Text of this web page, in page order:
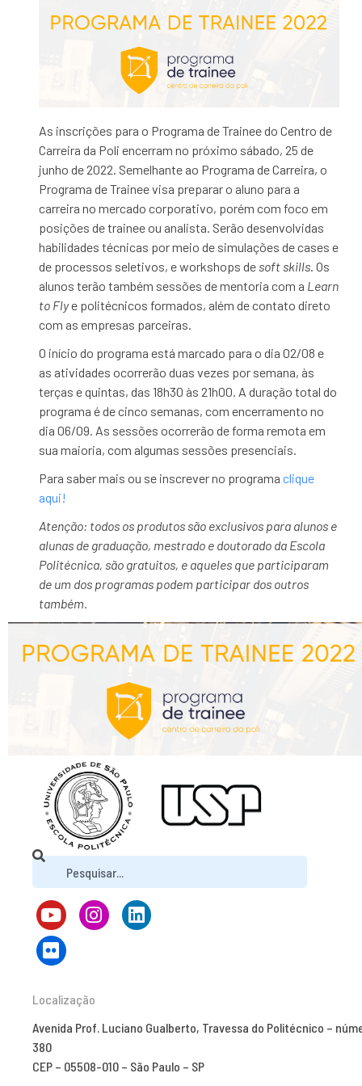
As inscrições para o Programa de Trainee do Centro de
Carreira da Poli encerram no próximo sábado, 25 de
junho de 2022. Semelhante ao Programa de Carreira, o
Programa de Trainee visa preparar o aluno para a
carreira no mercado corporativo, porém com foco em
posições de trainee ou analista. Serão desenvolvidas
habilidades técnicas por meio de simulações de cases e
de processos seletivos, e workshops de soft skills. Os
alunos terão também sessões de mentoria com a Learn
to Flye politécnicos formados, além de contato direto
com as empresas parceiras.
O início do programa está marcado para o dia 02/08 e
as atividades ocorrerão duas vezes por semana, às
terças e quintas, das 18h30 às 21h00. A duração total do
programa é de cinco semanas, com encerramento no
dia 06/09. As sessões ocorrerão de forma remota em
sua maioria, com algumas sessões presenciais.
Para saber mais ou se inscrever no programaclique
aqui!
Atenção: todos os produtos são exclusivos para alunos e
alunas de graduação, mestrado e doutorado da Escola
Politécnica, são gratuitos, e aqueles que participaram
de um dos programas podem participar dos outros
também.
Localização
Avenida Prof. Luciano Gualberto, Travessa do Politécnico –
380
CEP – 05508-010 – São Paulo – SP